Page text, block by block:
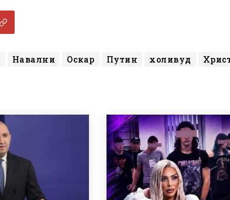
Навални Оскар Путин холивуд